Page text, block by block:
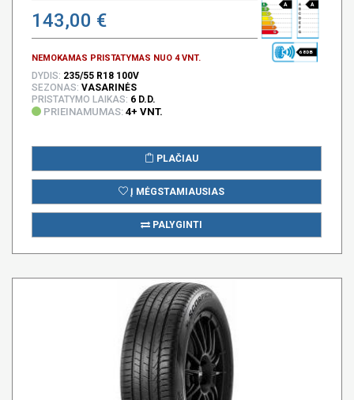
143,00 €
NEMOKAMAS PRISTATYMAS NUO 4 VNT.
A A
68 DB
DYDIS: 235/55 R18 100V
SEZONAS: VASARINĖS
PRISTATYMO LAIKAS: 6 D.D.
PRIEINAMUMAS: 4+ VNT.
PLAČIAU
Į MĖGSTAMIAUSIAS
PALYGINTI